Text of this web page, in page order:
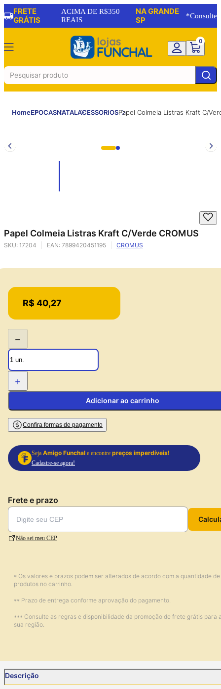
FRETE
GRÁTIS
ACIMA DE R$350
REAIS
NA GRANDE
SP
*Consulte
0
HomeEPOCASNATALACESSORIOSPapel Colmeia Listras Kraft C/
Papel Colmeia Listras Kraft C/Verde CROMUS
SKU: 17204 EAN: 7899420451195 CROMUS
Price:
R$ 40,27
−
+
Adicionar ao carrinho
Confira formas de pagamento
Seja Amigo Funchal e encontre preços imperdíveis!
Cadastre-se agora!
Frete e prazo
Não sei meu CEP
* Os valores e prazos podem ser alterados de acordo com a quantidade de
produtos no carrinho.
** Prazo de entrega conforme aprovação do pagamento.
*** Consulte as regras e disponibilidade da promoção de frete grátis para
sua região.
Descrição